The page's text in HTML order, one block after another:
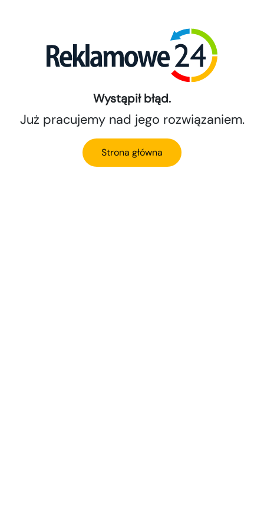
Wystąpił błąd.
Już pracujemy nad jego rozwiązaniem.
Strona główna